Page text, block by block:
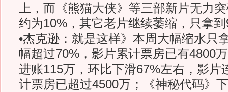
上，而《熊猫大侠》等三部新片无力
约为10%，其它老片继续萎缩，只拿
•杰克逊：就是这样》本周大幅缩水只
幅超过70%，影片累计票房已有4800
进账115万，环比下滑67%左右，影片
计票房已超过4500万；《神秘代码》